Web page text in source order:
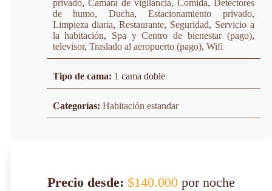
privado, Camara de vigilancia, Comida, Detectores
de humo,Ducha, Estacionamiento privado,
Limpieza diaria,Restaurante, Seguridad, Servicio a
la habitación, Spa y Centro de bienestar (pago),
televisor, Traslado al aeropuerto (pago), Wifi
Tipo de cama: 1 cama doble
Categorías: Habitación estandar
Precio desde: $140.000 por noche